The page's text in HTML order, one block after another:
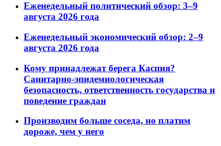
Еженедельный политический обзор: 3–9
августа 2026 года
Еженедельный экономический обзор: 2–9
августа 2026 года
Кому принадлежат берега Каспия?
Санитарно-эпидемиологическая
безопасность, ответственность государства и
поведение граждан
Производим больше соседа, но платим
дороже, чем у него